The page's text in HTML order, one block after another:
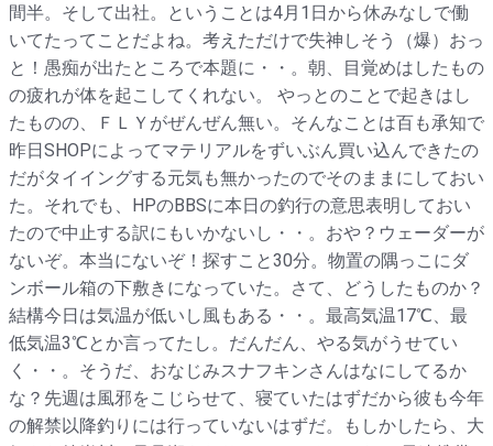
間半。そして出社。ということは4月1日から休みなしで働
いてたってことだよね。考えただけで失神しそう（爆）おっ
と！愚痴が出たところで本題に・・。朝、目覚めはしたもの
の疲れが体を起こしてくれない。 やっとのことで起きはし
たものの、ＦＬＹがぜんぜん無い。そんなことは百も承知で
昨日SHOPによってマテリアルをずいぶん買い込んできたの
だがタイイングする元気も無かったのでそのままにしておい
た。それでも、HPのBBSに本日の釣行の意思表明しておい
たので中止する訳にもいかないし・・。おや？ウェーダーが
ないぞ。本当にないぞ！探すこと30分。物置の隅っこにダ
ンボール箱の下敷きになっていた。さて、どうしたものか？
結構今日は気温が低いし風もある・・。最高気温17℃、最
低気温3℃とか言ってたし。だんだん、やる気がうせてい
く・・。そうだ、おなじみスナフキンさんはなにしてるか
な？先週は風邪をこじらせて、寝ていたはずだから彼も今年
の解禁以降釣りには行っていないはずだ。もしかしたら、大